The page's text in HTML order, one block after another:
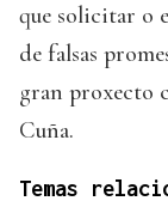
que solicitar o
de falsas
gran proxecto
Cuña.
Temas